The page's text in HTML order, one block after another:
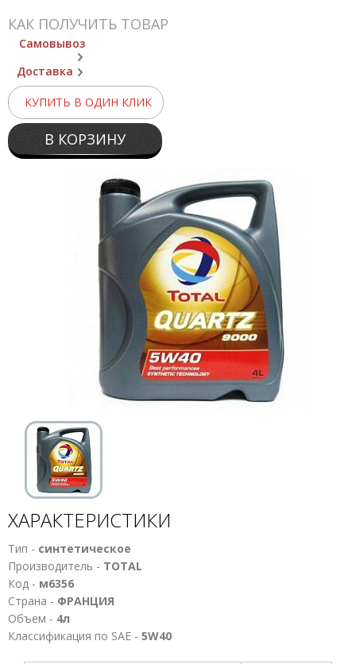
КАК ПОЛУЧИТЬ ТОВАР
Самовывоз
Доставка
КУПИТЬ В ОДИН КЛИК
В КОРЗИНУ
ХАРАКТЕРИСТИКИ
Тип - синтетическое
Производитель - TOTAL
Код - м6356
Страна - ФРАНЦИЯ
Объем - 4л
Классификация по SAE - 5W40